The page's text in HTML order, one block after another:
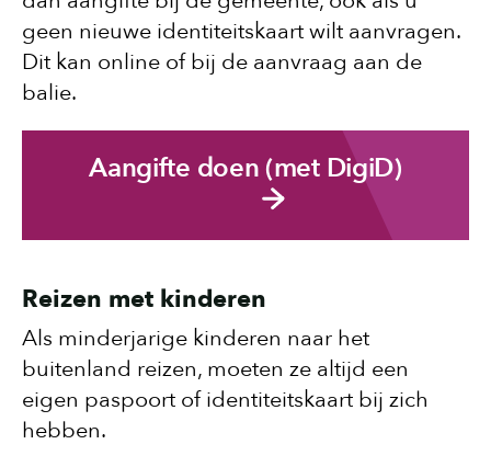
geen nieuwe identiteitskaart wilt aanvragen.
Dit kan online of bij de aanvraag aan de
balie.
Aangifte doen (met DigiD)
Reizen met kinderen
Als minderjarige kinderen naar het
buitenland reizen, moeten ze altijd een
eigen paspoort of identiteitskaart bij zich
hebben.